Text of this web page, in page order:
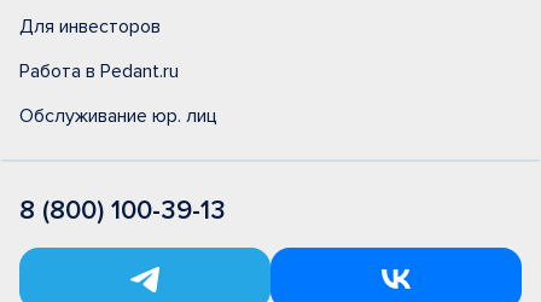
Для инвесторов
Работа в Pedant.ru
Обслуживание юр. лиц
8 (800) 100-39-13